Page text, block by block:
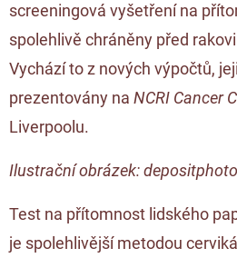
screeningová vyšetření na
spolehlivě chráněny před
Vychází to z nových výpočtů,
prezentovány na NCRI Cancer
Liverpoolu.
Ilustrační obrázek:
Test na přítomnost lidského
je spolehlivější metodou